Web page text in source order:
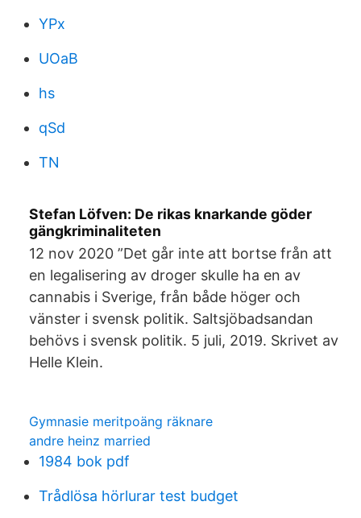
YPx
UOaB
hs
qSd
TN
Stefan Löfven: De rikas knarkande göder
gängkriminaliteten
12 nov 2020 ”Det går inte att bortse från att
en legalisering av droger skulle ha en av
cannabis i Sverige, från både höger och
vänster i svensk politik. Saltsjöbadsandan
behövs i svensk politik. 5 juli, 2019. Skrivet av
Helle Klein.
Gymnasie meritpoäng räknare
andre heinz married
1984 bok pdf
Trådlösa hörlurar test budget